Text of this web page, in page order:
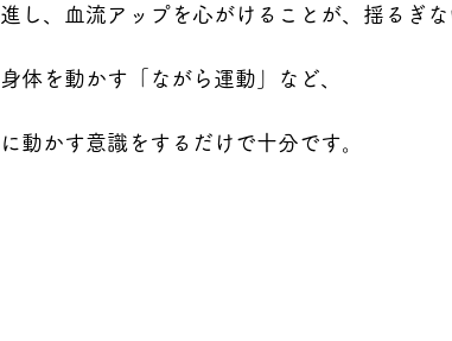
し、血流アップを心がけることが、揺るぎな
体を動かす「ながら運動」など、
動かす意識をするだけで十分です。